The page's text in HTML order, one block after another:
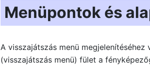
Menüpontok és
A visszajátszás menü megjelenítéséhez
(visszajátszás menü) fület a